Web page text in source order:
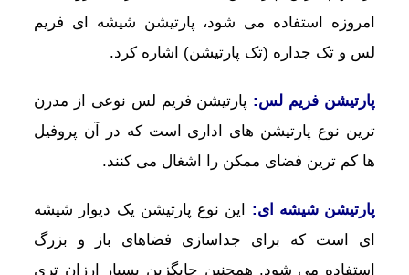
امروزه استفاده می شود، پارتیشن شیشه ای فریم
لس و تک جداره (تک پارتیشن) اشاره کرد.
پارتیشن فریم لس: پارتیشن فریم لس نوعی از مدرن
ترین نوع پارتیشن های اداری است که در آن پروفیل
ها کم ترین فضای ممکن را اشغال می کنند.
پارتیشن شیشه ای: این نوع پارتیشن یک دیوار شیشه
ای است که برای جداسازی فضاهای باز و بزرگ
استفاده می شود. همچنین جایگزین بسیار ارزان تری